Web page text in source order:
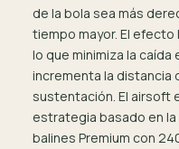
de la bola sea más
tiempo mayor. El efecto
lo que minimiza la
incrementa la distancia
sustentación. El airsoft
estrategia basado en la
balines Premium con